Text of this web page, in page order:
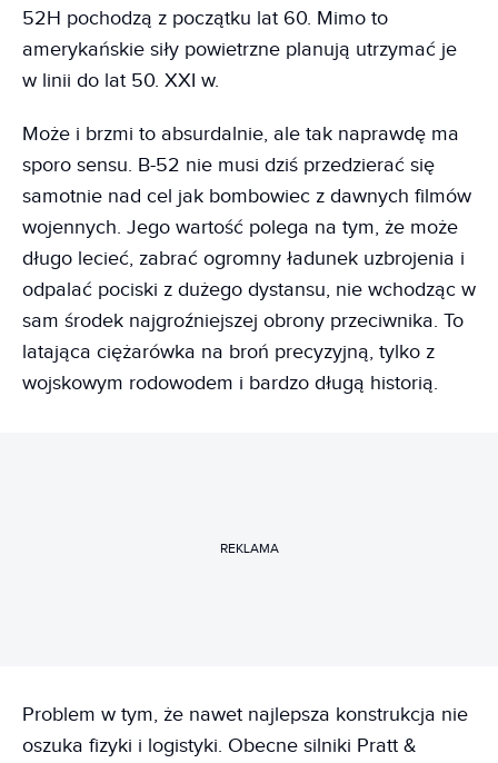
52H pochodzą z początku lat 60. Mimo to
amerykańskie siły powietrzne planują utrzymać je
w linii do lat 50. XXI w.
Może i brzmi to absurdalnie, ale tak naprawdę ma
sporo sensu. B-52 nie musi dziś przedzierać się
samotnie nad cel jak bombowiec z dawnych filmów
wojennych. Jego wartość polega na tym, że może
długo lecieć, zabrać ogromny ładunek uzbrojenia i
odpalać pociski z dużego dystansu, nie wchodząc w
sam środek najgroźniejszej obrony przeciwnika. To
latająca ciężarówka na broń precyzyjną, tylko z
wojskowym rodowodem i bardzo długą historią.
REKLAMA
Problem w tym, że nawet najlepsza konstrukcja nie
oszuka fizyki i logistyki. Obecne silniki Pratt &